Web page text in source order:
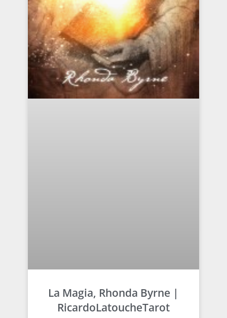
La Magia, Rhonda Byrne |
RicardoLatoucheTarot